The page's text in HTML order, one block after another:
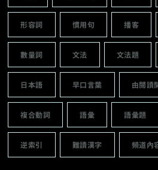
形容詞 慣用句 播客
數量詞 文法 文法題
日本語 早口言葉 由閱讀
複合動詞 語彙 語彙題
逆索引 難讀漢字 頻道內